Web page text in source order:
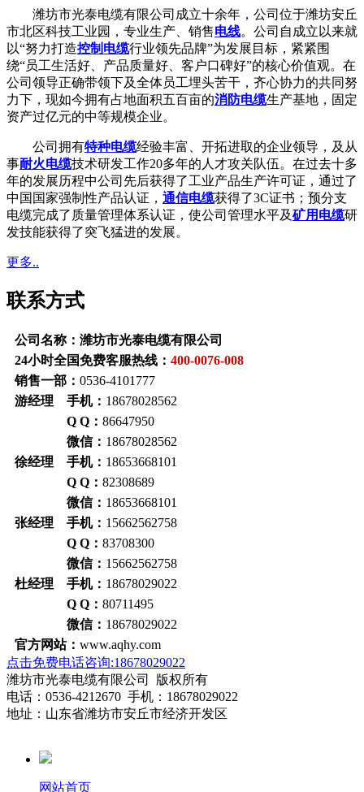
潍坊市光泰电缆有限公司成立十余年，公司位于潍坊安丘
市北区科技工业园，专业生产、销售电线。公司自成立以来就
以“努力打造控制电缆行业领先品牌”为发展目标，紧紧围
绕“员工生活好、产品质量好、客户口碑好”的核心价值观。在
公司领导正确带领下及全体员工埋头苦干，齐心协力的共同努
力下，现如今拥有占地面积五百亩的消防电缆生产基地，固定
资产过亿元的中等规模企业。
公司拥有特种电缆经验丰富、开拓进取的企业领导，及从
事耐火电缆技术研发工作20多年的人才攻关队伍。在过去十多
年的发展历程中公司先后获得了工业产品生产许可证，通过了
中国国家强制性产品认证， 通信电缆获得了3C证书；预分支
电缆完成了质量管理体系认证，使公司管理水平及矿用电缆研
发技能获得了突飞猛进的发展。
更多..
联系方式
公司名称：潍坊市光泰电缆有限公司
24小时全国免费客服热线： 400-0076-008
销售一部： 0536-4101777
游经理 手机： 18678028562
Q Q： 86647950
微信： 18678028562
徐经理 手机： 18653668101
Q Q： 82308689
微信： 18653668101
张经理 手机： 15662562758
Q Q： 83708300
微信： 15662562758
杜经理 手机： 18678029022
Q Q： 80711495
微信： 18678029022
官方网站： www.aqhy.com
点击免费电话咨询:18678029022
潍坊市光泰电缆有限公司 版权所有
电话：0536-4212670 手机：18678029022
地址：山东省潍坊市安丘市经济开发区
网站首页